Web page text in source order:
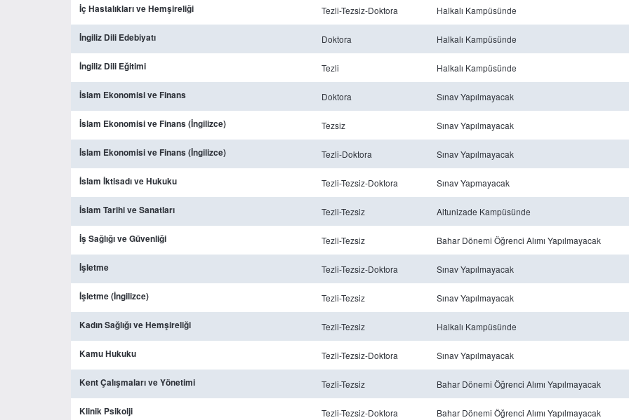
İç Hastalıkları ve Hemşireliği Tezli-Tezsiz-Doktora Halkalı Kampüsünde
İngiliz Dili Edebiyatı Doktora Halkalı Kampüsünde
İngiliz Dili Eğitimi Tezli Halkalı Kampüsünde
İslam Ekonomisi ve Finans Doktora Sınav Yapılmayacak
İslam Ekonomisi ve Finans (İngilizce) Tezsiz Sınav Yapılmayacak
İslam Ekonomisi ve Finans (İngilizce) Tezli-Doktora Sınav Yapılmayacak
İslam İktisadı ve Hukuku Tezli-Tezsiz-Doktora Sınav Yapmayacak
İslam Tarihi ve Sanatları Tezli-Tezsiz Altunizade Kampüsünde
İş Sağlığı ve Güvenliği Tezli-Tezsiz Bahar Dönemi Öğrenci Alımı Yapılmayacak
İşletme Tezli-Tezsiz-Doktora Sınav Yapılmayacak
İşletme (İngilizce) Tezli-Tezsiz Sınav Yapılmayacak
Kadın Sağlığı ve Hemşireliği Tezli-Tezsiz Halkalı Kampüsünde
Kamu Hukuku Tezli-Tezsiz-Doktora Sınav Yapılmayacak
Kent Çalışmaları ve Yönetimi Tezli-Tezsiz Bahar Dönemi Öğrenci Alımı Yapılmayacak
Klinik Psikolji Tezli-Tezsiz-Doktora Bahar Dönemi Öğrenci Alımı Yapılmayacak